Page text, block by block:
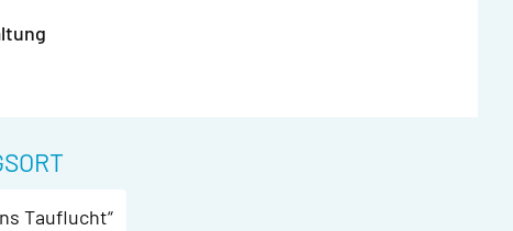
Tauflucht“